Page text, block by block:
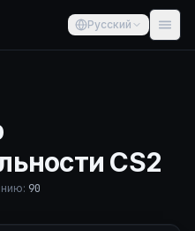
Русский
CS2
: 90